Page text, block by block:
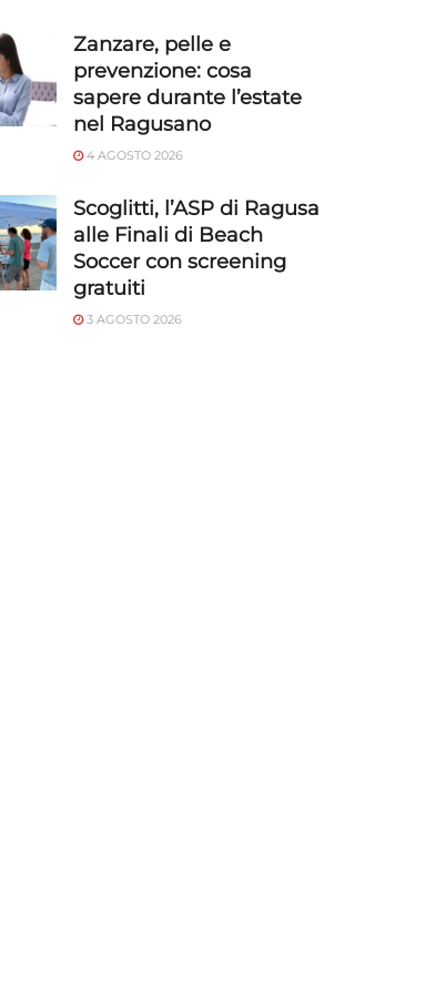
Zanzare, pelle e
prevenzione: cosa
sapere durante l’estate
nel Ragusano
4 AGOSTO 2026
Scoglitti, l’ASP di Ragusa
alle Finali di Beach
Soccer con screening
gratuiti
3 AGOSTO 2026